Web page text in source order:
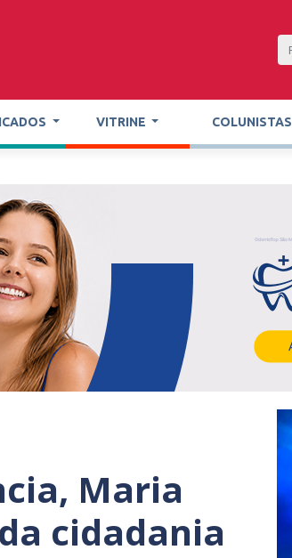
VITRINE COLUNISTAS
Maria
cidadania